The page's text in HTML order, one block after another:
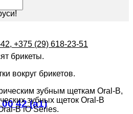
+375 (29) 618-23-51
42 (a1)
брикеты.
вокруг брикетов.
зубным щеткам Oral-B,
зубных щеток Oral-B
B iO Series.